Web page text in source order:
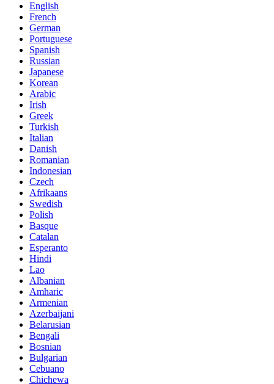
English
French
German
Portuguese
Spanish
Russian
Japanese
Korean
Arabic
Irish
Greek
Turkish
Italian
Danish
Romanian
Indonesian
Czech
Afrikaans
Swedish
Polish
Basque
Catalan
Esperanto
Hindi
Lao
Albanian
Amharic
Armenian
Azerbaijani
Belarusian
Bengali
Bosnian
Bulgarian
Cebuano
Chichewa